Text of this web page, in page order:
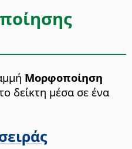
Μορφοποίηση
δείκτη μέσα σε ένα